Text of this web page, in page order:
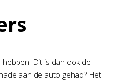
Dit is dan ook de
aan de auto gehad? Het